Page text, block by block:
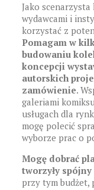
Jako
wydawcami i
korzystać z
Pomagam w
budowaniu
koncepcji
autorskich
zamówienie.
galeriami
usługach dla
mogę polecić
wyborze prac o
Mogę dobrać
tworzyły
przy tym budżet,